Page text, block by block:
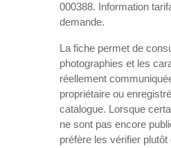
000388. Information
demande.
La fiche permet de
photographies et les
réellement
propriétaire ou
catalogue. Lorsque
ne sont pas encore
préfère les vérifier